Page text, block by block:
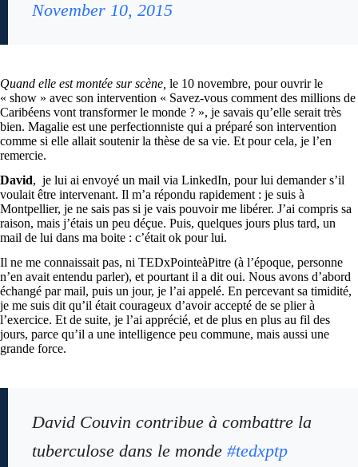
November 10, 2015
Quand elle est montée sur scène, le 10 novembre, pour ouvrir le
« show » avec son intervention « Savez-vous comment des millions de
Caribéens vont transformer le monde ? », je savais qu’elle serait très
bien. Magalie est une perfectionniste qui a préparé son intervention
comme si elle allait soutenir la thèse de sa vie. Et pour cela, je l’en
remercie.
David, je lui ai envoyé un mail via LinkedIn, pour lui demander s’il
voulait être intervenant. Il m’a répondu rapidement : je suis à
Montpellier, je ne sais pas si je vais pouvoir me libérer. J’ai compris sa
raison, mais j’étais un peu déçue. Puis, quelques jours plus tard, un
mail de lui dans ma boite : c’était ok pour lui.
Il ne me connaissait pas, ni TEDxPointeàPitre (à l’époque, personne
n’en avait entendu parler), et pourtant il a dit oui. Nous avons d’abord
échangé par mail, puis un jour, je l’ai appelé. En percevant sa timidité,
je me suis dit qu’il était courageux d’avoir accepté de se plier à
l’exercice. Et de suite, je l’ai apprécié, et de plus en plus au fil des
jours, parce qu’il a une intelligence peu commune, mais aussi une
grande force.
David Couvin contribue à combattre la
tuberculose dans le monde #tedxptp